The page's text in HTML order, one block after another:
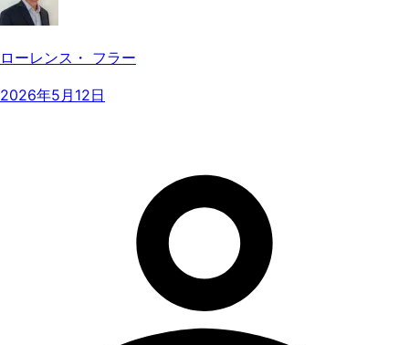
ローレンス・ フラー
2026年5月12日